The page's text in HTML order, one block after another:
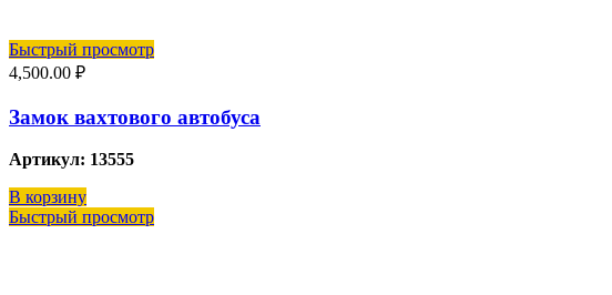
Быстрый просмотр
4,500.00 ₽
Замок вахтового автобуса
Артикул: 13555
В корзину
Быстрый просмотр